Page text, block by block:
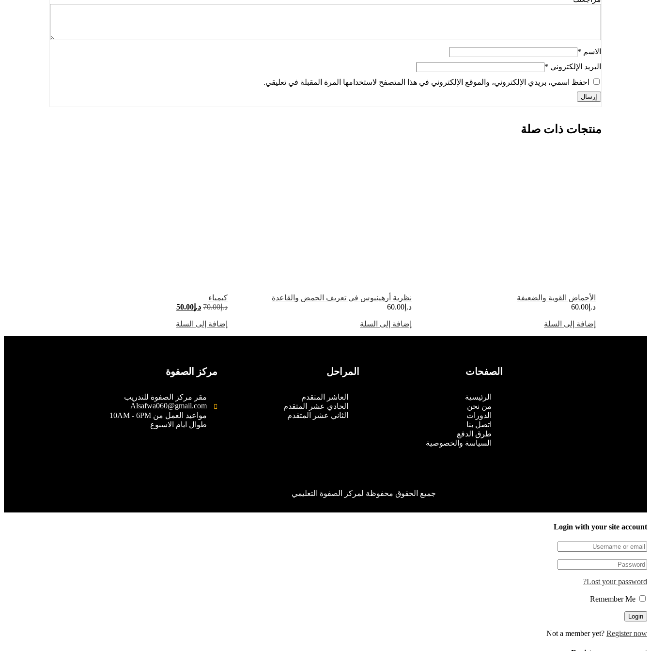
الاسم *
البريد الإلكتروني *
احفظ اسمي، بريدي الإلكتروني، والموقع الإلكتروني في هذا المتصفح لاستخدامها المرة المقبلة في تعليقي.
منتجات ذات صلة
الأحماض القوية والضعيفة
د.إ 60.00
إضافة إلى السلة
نظرية أرهينيوس في تعريف الحمض والقاعدة
د.إ 60.00
إضافة إلى السلة
كبمياء
د.إ70.00 د.إ 50.00
إضافة إلى السلة
الصفحات
الرئيسية
من نحن
الدورات
اتصل بنا
طرق الدفع
السياسة والخصوصية
المراحل
العاشر المتقدم
الحادي عشر المتقدم
الثاني عشر المتقدم
مركز الصفوة
مقر مركز الصفوة للتدريب
Alsafwa060@gmail.com
مواعيد العمل من 10AM - 6PM
طوال ايام الاسبوع
جميع الحقوق محفوظة لمركز الصفوة التعليمي
Login with your site account
Lost your password?
Not a member yet? Register now